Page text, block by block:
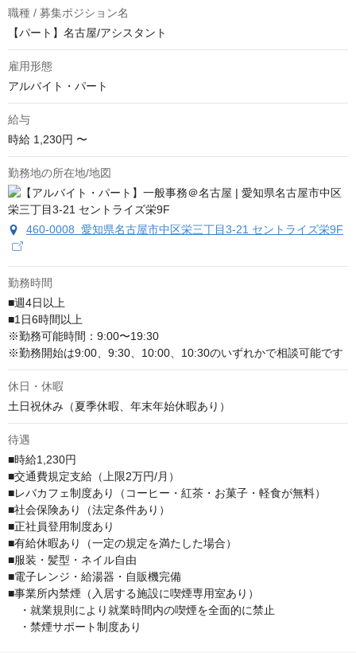
職種 / 募集ポジション名
【パート】名古屋/アシスタント
雇用形態
アルバイト・パート
給与
時給 1,230円 〜
勤務地の所在地/地図
460-0008 愛知県名古屋市中区栄三丁目3-21 セントライズ栄9F
勤務時間
■週4日以上
■1日6時間以上
※勤務可能時間：9:00〜19:30
※勤務開始は9:00、9:30、10:00、10:30のいずれかで相談可能です
休日・休暇
土日祝休み（夏季休暇、年末年始休暇あり）
待遇
■時給1,230円
■交通費規定支給（上限2万円/月）
■レバカフェ制度あり（コーヒー・紅茶・お菓子・軽食が無料）
■社会保険あり（法定条件あり）
■正社員登用制度あり
■有給休暇あり（一定の規定を満たした場合）
■服装・髪型・ネイル自由
■電子レンジ・給湯器・自販機完備
■事業所内禁煙（入居する施設に喫煙専用室あり）
・就業規則により就業時間内の喫煙を全面的に禁止
・禁煙サポート制度あり